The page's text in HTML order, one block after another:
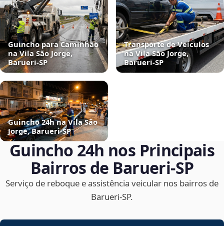
Guincho para Caminhão
na Vila São Jorge,
Barueri‑SP
Transporte de Veículos
na Vila São Jorge,
Barueri‑SP
Guincho 24h na Vila São
Jorge, Barueri‑SP
Guincho 24h nos Principais
Bairros de Barueri‑SP
Serviço de reboque e assistência veicular nos bairros de
Barueri‑SP.